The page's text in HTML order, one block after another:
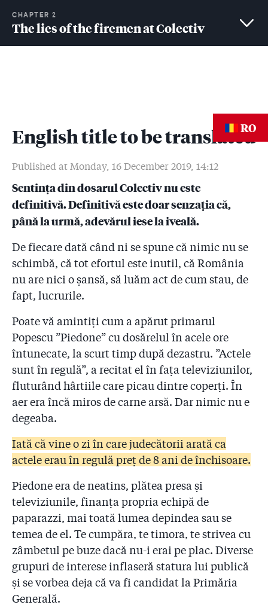
CHAPTER 2
The lies of the firemen at Colectiv
pirotehnice de pe Stadionul Național!
cherestea și pînă la jaluzele sau ”7 mp de gresie”
2.4
Filmările secrete făcute la Colectiv de pompieri și
ascunse până azi publicului, Guvernului și procurorilor!
”Nu le-au luat nici măcar pulsul!”
2.5 #Colectiv: The flag woven with bribe thread (I)
#Colectiv: Drapelul țesut cu fir de șpagă (II). Lista
firmelor care au dat bani pompierilor. De ce tace
Raed Arafat?
2.7
Pompierii au autorizat firma care a pus artificiile la
Colectiv să facă un show pirotehnic pe Național
Arena, stadion pe care tot pompierii nu l-au
autorizat!
2.8
Sora și nepotul colonelului Aldoiu, șeful celor doi
pompieri de la Colectiv, au o firmă pe baza căreia se
iau avize ISU
2.9
DNA a clasat de două ori un dosar penal cu
”sponsorizările” pompierilor! Judecătorul:
"Sponsorizările sînt vinovății în lanțul cauzal al
2.10
#Colectiv: Raed Arafat știa de sponsorizări! Cum
arată documentele și ce spune șeful suprem al ISU
2.11
Pentru ce firmă le ceruseră pompierii bani patronilor
de la ”Colectiv”?
2.12
Coloneii care-i conduc pe pompieri refuză să facă
public Raportul de control al sponsorizărilor! Reacția
premierului Cioloș
RO
English title to be translated
Published at Monday, 16 December 2019, 14:12
Sentința din dosarul Colectiv nu este
definitivă. Definitivă este doar senzația că,
până la urmă, adevărul iese la iveală.
De fiecare dată când ni se spune că nimic nu se
schimbă, că tot efortul este inutil, că România
nu are nici o șansă, să luăm act de cum stau, de
fapt, lucrurile.
Poate vă amintiți cum a apărut primarul
Popescu ”Piedone” cu dosărelul în acele ore
întunecate, la scurt timp după dezastru. ”Actele
sunt în regulă”, a recitat el în fața televiziunilor,
fluturând hârtiile care picau dintre coperți. În
aer era încă miros de carne arsă. Dar nimic nu e
degeaba.
Iată că vine o zi în care judecătorii arată ca
actele erau în regulă preț de 8 ani de închisoare.
Piedone era de neatins, plătea presa și
televiziunile, finanța propria echipă de
paparazzi, mai toată lumea depindea sau se
temea de el. Te cumpăra, te timora, te strivea cu
zâmbetul pe buze dacă nu-i erai pe plac. Diverse
grupuri de interese inflaseră statura lui publică
și se vorbea deja că va fi candidat la Primăria
Generală.